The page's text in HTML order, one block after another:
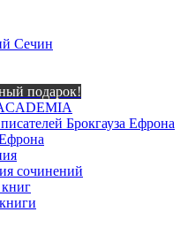
Сечин
подарок!
Брокгауза Ефрона
сочинений